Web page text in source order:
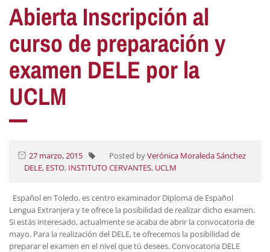
Abierta Inscripción al
curso de preparación y
examen DELE por la
UCLM
27 marzo, 2015 Posted byVerónica Moraleda Sánchez
DELE, ESTO, INSTITUTO CERVANTES, UCLM
Español en Toledo, es centro examinador Diploma de Español
Lengua Extranjera y te ofrece la posibilidad de realizar dicho examen.
Si estás interesado, actualmente se acaba de abrir la convocatoria de
mayo. Para la realización del DELE, te ofrecemos la posibilidad de
preparar el examen en el nivel que tú desees. Convocatoria DELE